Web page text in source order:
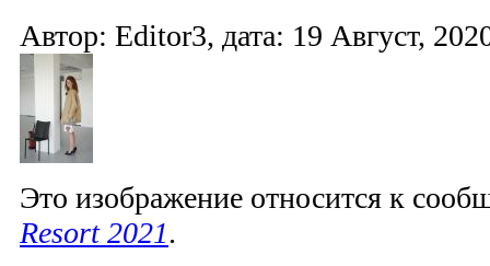
Автор: Editor3, дата: 19 Август,
Это изображение относится к
Resort 2021.